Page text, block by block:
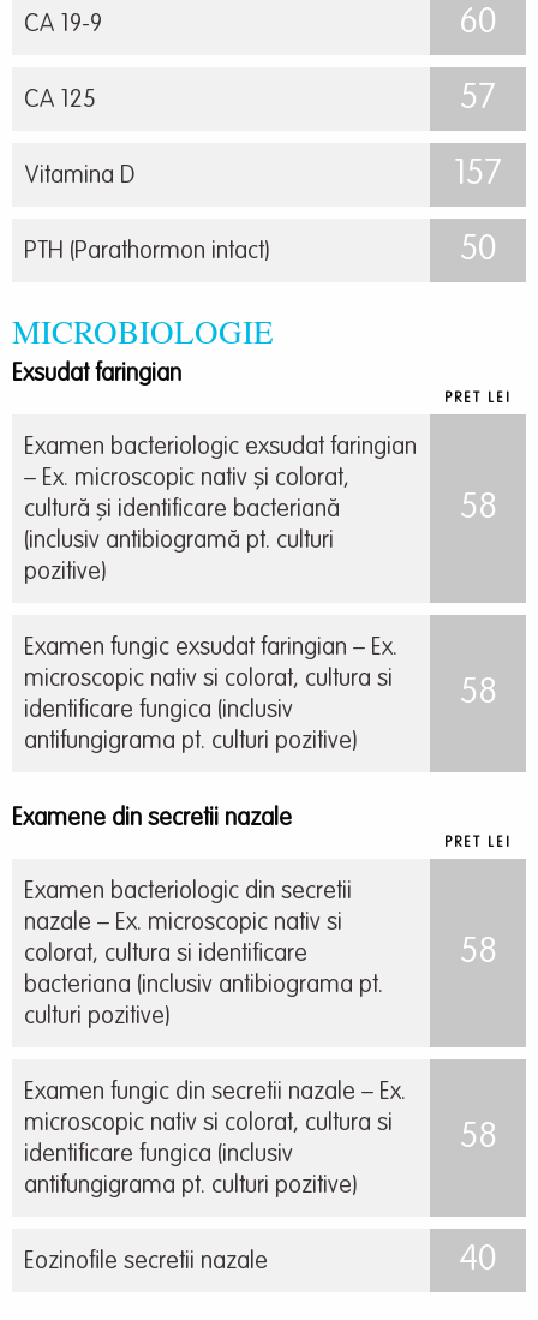
CA 19-9 60
CA 125 57
Vitamina D 157
PTH (Parathormon intact) 50
MICROBIOLOGIE
Exsudat faringian
PRET LEI
Examen bacteriologic exsudat faringian
– Ex. microscopic nativ și colorat,
cultură și identificare bacteriană
(inclusiv antibiogramă pt. culturi
pozitive)
58
Examen fungic exsudat faringian – Ex.
microscopic nativ si colorat, cultura si
identificare fungica (inclusiv
antifungigrama pt. culturi pozitive)
58
Examene din secretii nazale
PRET LEI
Examen bacteriologic din secretii
nazale – Ex. microscopic nativ si
colorat, cultura si identificare
bacteriana (inclusiv antibiograma pt.
culturi pozitive)
58
Examen fungic din secretii nazale – Ex.
microscopic nativ si colorat, cultura si
identificare fungica (inclusiv
antifungigrama pt. culturi pozitive)
58
Eozinofile secretii nazale 40